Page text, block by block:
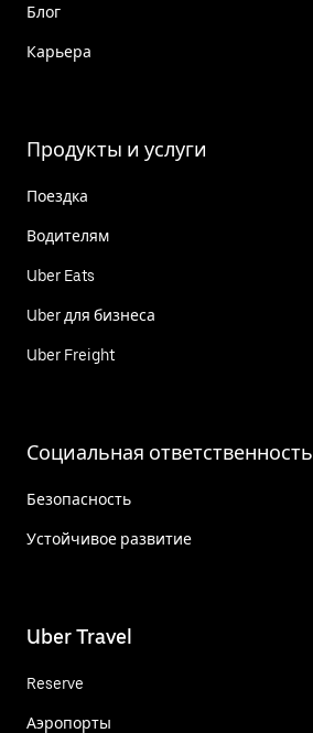
Блог
Карьера
Продукты и услуги
Поездка
Водителям
Uber Eats
Uber для бизнеса
Uber Freight
Социальная ответственность
Безопасность
Устойчивое развитие
Uber Travel
Reserve
Аэропорты